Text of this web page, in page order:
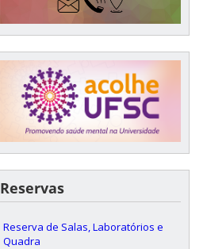
Reservas
Reserva de Salas, Laboratórios e
Quadra